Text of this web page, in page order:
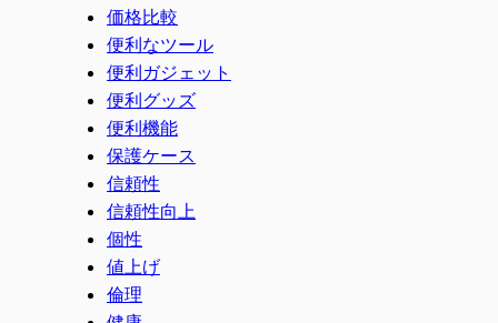
価格比較
便利なツール
便利ガジェット
便利グッズ
便利機能
保護ケース
信頼性
信頼性向上
個性
値上げ
倫理